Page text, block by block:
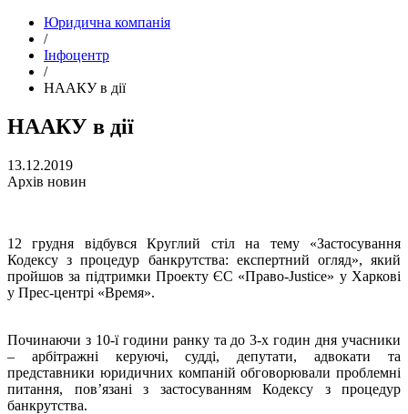
Юридична компанія
/
Інфоцентр
/
НААКУ в дії
НААКУ в дії
13.12.2019
Архів новин
12 грудня відбувся Круглий стіл на тему «Застосування
Кодексу з процедур банкрутства: експертний огляд», який
пройшов за підтримки Проекту ЄС «Право-Justice» у Харкові
у Прес-центрі «Время».
Починаючи з 10-ї години ранку та до 3-х годин дня учасники
– арбітражні керуючі, судді, депутати, адвокати та
представники юридичних компаній обговорювали проблемні
питання, пов’язані з застосуванням Кодексу з процедур
банкрутства.